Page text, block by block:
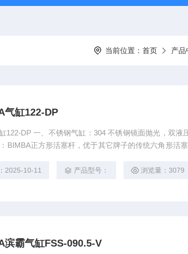
当前位置： 首页 产品
气缸122-DP
122-DP 一、不锈钢气缸：304 不锈钢镜面抛光，双液
BIMBA正方形活塞杆，优于其它牌子的传统六角形活
2025-10-11 产品型号： 浏览量：3079
滨霸气缸FSS-090.5-V